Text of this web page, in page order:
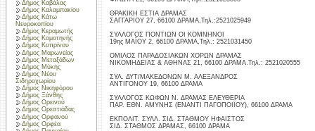
Δήμος Καβάλας
Δήμος Καλαμπακίου
Δήμος Κάτω
Νευροκοπίου
Δήμος Κεραμωτής
Δήμος Κομοτηνής
Δήμος Κυπρίνου
Δήμος Μαρωνείας
Δήμος Μεταξάδων
Δήμος Μύκης
Δήμος Νέου
Σιδηροχωρίου
Δήμος Νικηφόρου
Δήμος Ξάνθης
Δήμος Ορεινού
Δήμος Ορεστιάδας
Δήμος Ορφανού
Δήμος Ορφέα
ΘΡΑΚΙΚΗ ΕΣΤΙΑ ΔΡΑΜΑΣ
ΣΑΓΓΑΡΙΟΥ 27, 66100 ΔΡΑΜΑ,Τηλ.:2521025949
ΣΥΛΛΟΓΟΣ ΠΟΝΤΙΩΝ ΟΙ ΚΟΜΝΗΝΟΙ
19ης ΜΑΪΟΥ 2, 66100 ΔΡΑΜΑ,Τηλ.: 2521031450
ΟΜΙΛΟΣ ΠΑΡΑΔΟΣΙΑΚΩΝ ΧΟΡΩΝ ΔΡΑΜΑΣ
ΝΙΚΟΜΗΔΕΙΑΣ & ΑΘΗΝΑΣ 21, 66100 ΔΡΑΜΑ.Τηλ.: 2521020555
ΣΥΛ. ΔΥΤ/ΜΑΚΕΔΟΝΩΝ Μ. ΑΛΕΞΑΝΔΡΟΣ
ΑΝΤΙΓΟΝΟΥ 19, 66100 ΔΡΑΜΑ
ΣΥΛΛΟΓΟΣ ΚΩΦΩΝ Ν. ΔΡΑΜΑΣ ΕΛΕΥΘΕΡΙΑ
ΠΑΡ. ΕΘΝ. ΑΜΥΝΗΣ (ΕΝΑΝΤΙ ΠΑΓΟΠΟΙΪΟΥ), 66100 ΔΡΑΜΑ
ΕΚΠΟΛΙΤ. ΣΥΛΛ. ΣΙΔ. ΣΤΑΘΜΟΥ ΗΦΑΙΣΤΟΣ
ΣΙΔ. ΣΤΑΘΜΟΣ ΔΡΑΜΑΣ, 66100 ΔΡΑΜΑ